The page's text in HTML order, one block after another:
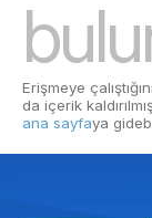
Erişmeye
da içerik
ana sayfaya